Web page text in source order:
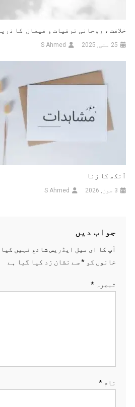
خلافت ، روحانی ترقیات و فیضان کا
25 مئی, 2025 S Ahmed
آنکھ کا زنا
3 جون, 2026 S Ahmed
جواب دیں
آپ کا ای میل ایڈریس شائع نہیں
خانوں کو *سے نشان زد کیا گیا ہے
تبصرہ *
نام *